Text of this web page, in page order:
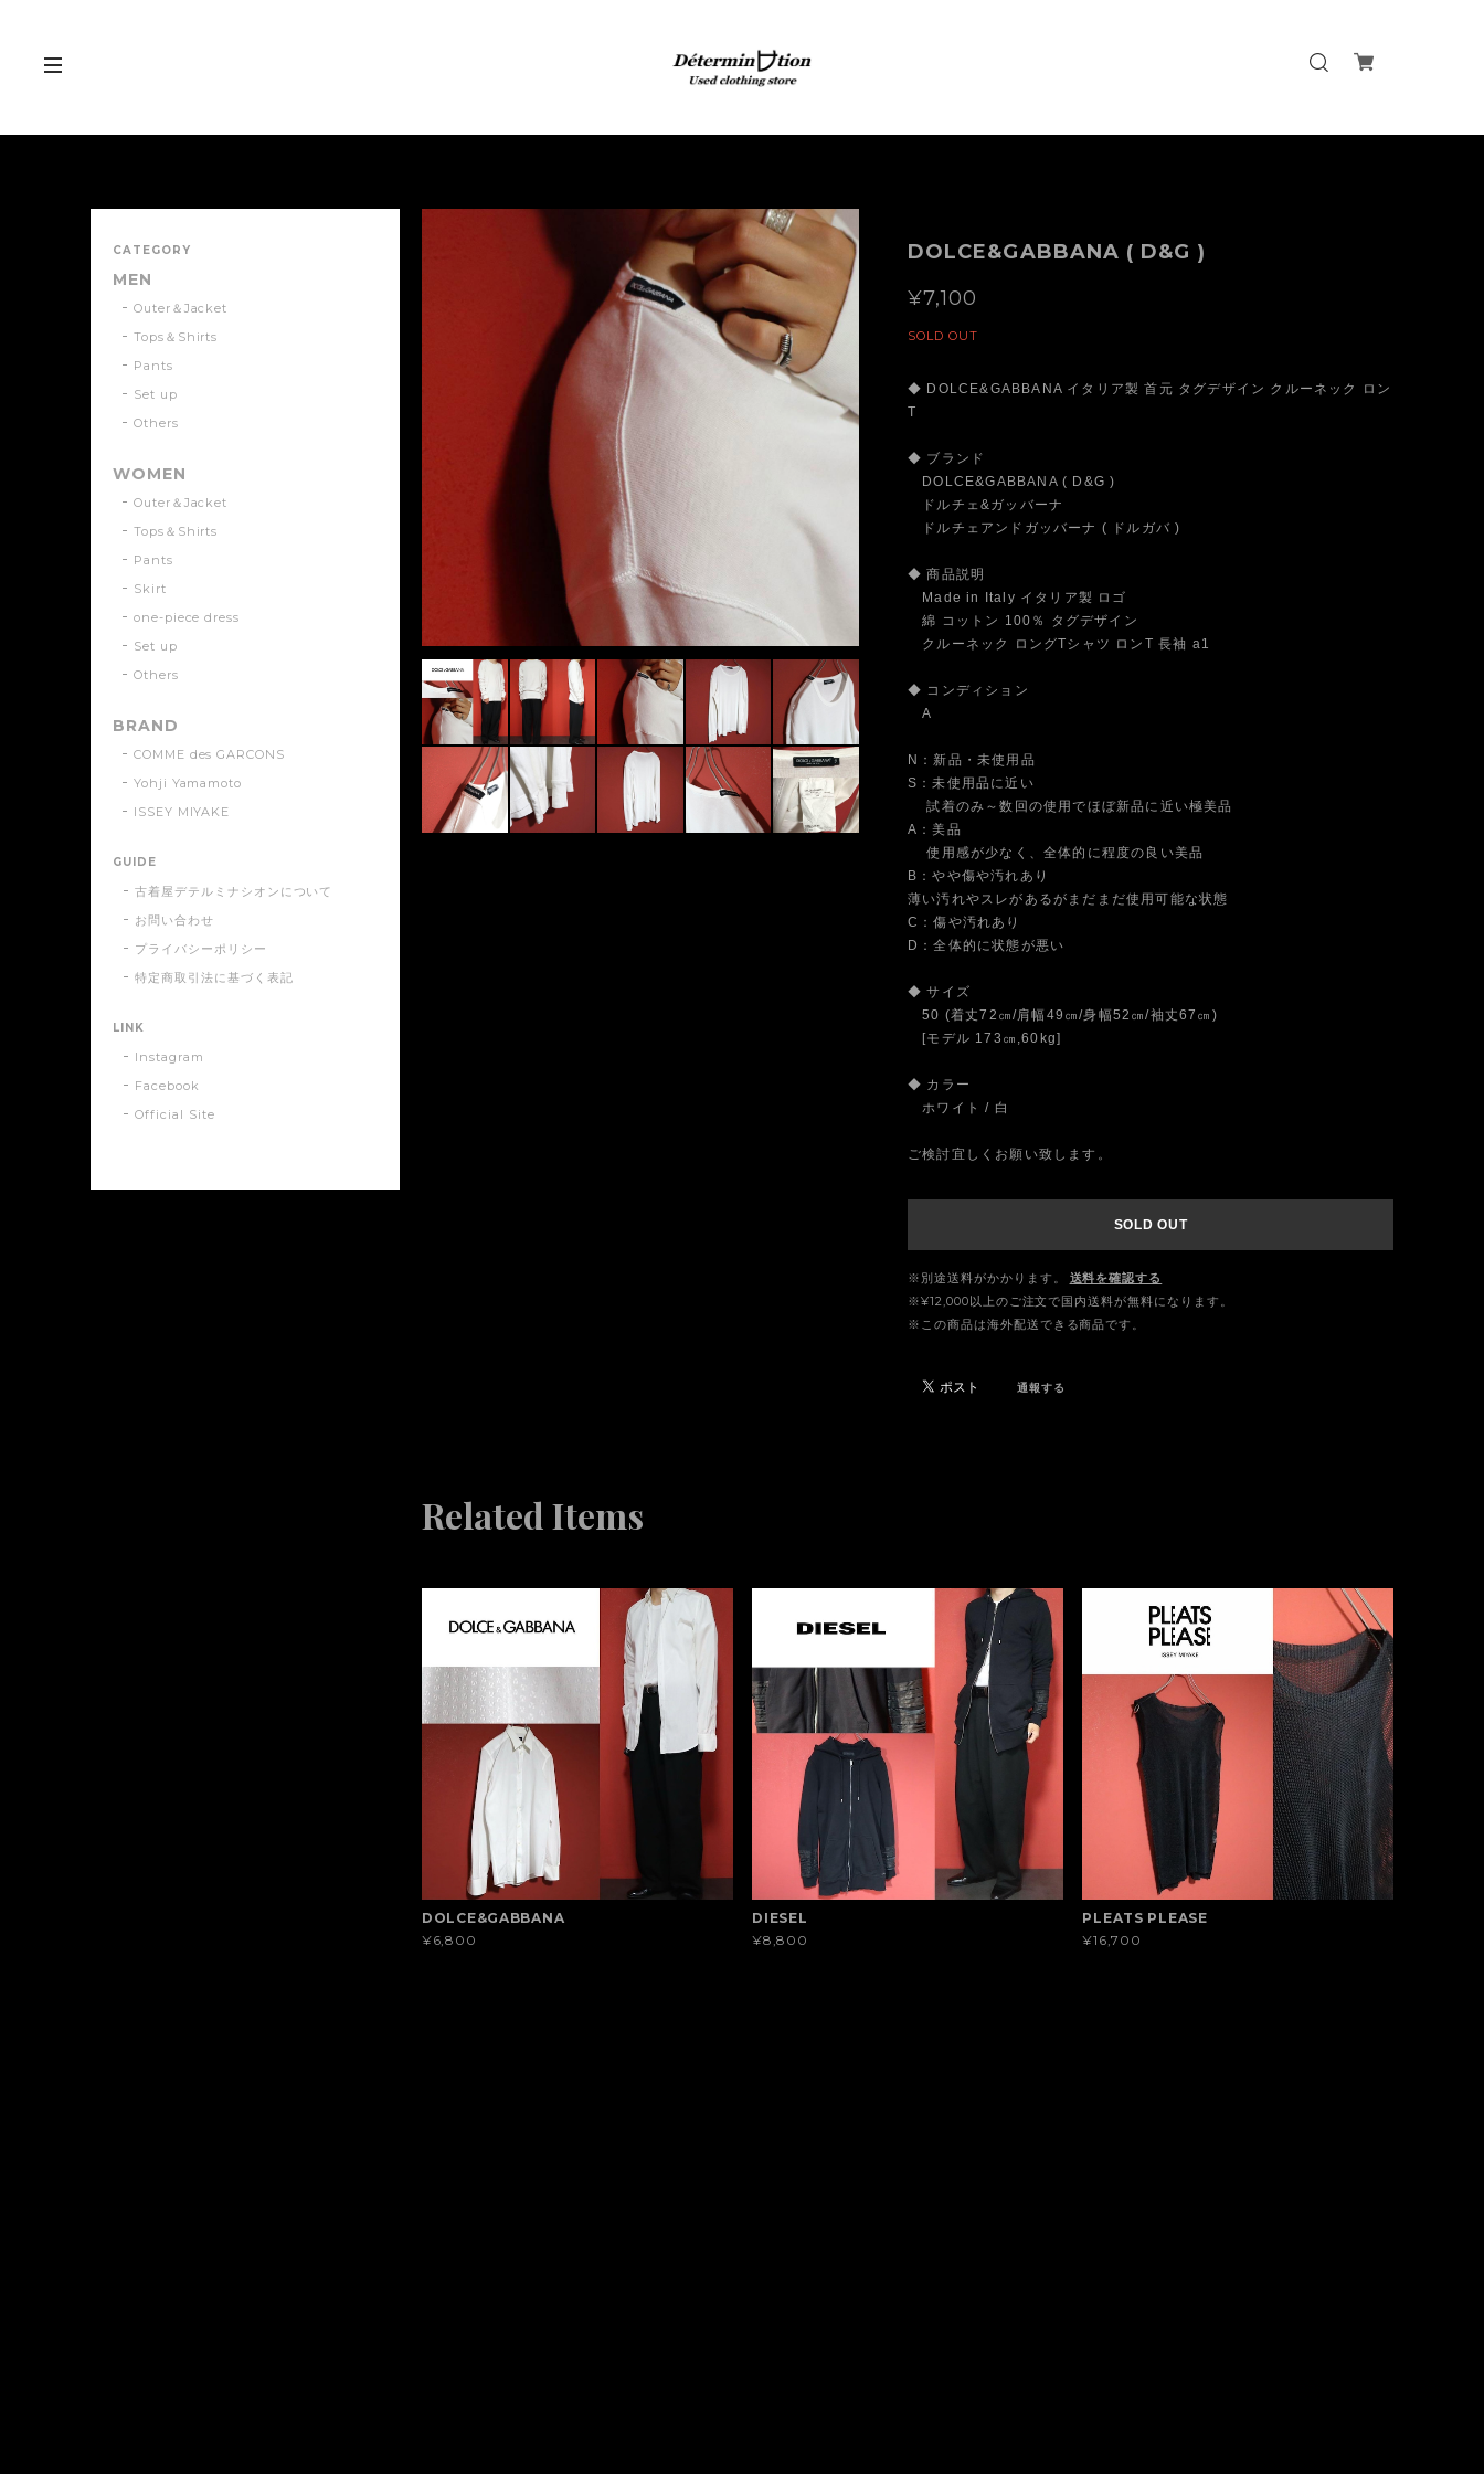
DOLCE&GABBANA ( D&G )
¥7,100
SOLD OUT
◆ DOLCE&GABBANA イタリア製 首元 タグデザイン クルーネック ロン
T
◆ ブランド
DOLCE&GABBANA ( D&G )
ドルチェ&ガッバーナ
ドルチェアンドガッバーナ ( ドルガバ )
◆ 商品説明
Made in Italy イタリア製 ロゴ
綿 コットン 100％ タグデザイン
クルーネック ロングTシャツ ロンT 長袖 a1
◆ コンディション
A
N：新品・未使用品
S：未使用品に近い
試着のみ～数回の使用でほぼ新品に近い極美品
A：美品
使用感が少なく、全体的に程度の良い美品
B：やや傷や汚れあり
薄い汚れやスレがあるがまだまだ使用可能な状態
C：傷や汚れあり
D：全体的に状態が悪い
◆ サイズ
50 (着丈72㎝/肩幅49㎝/身幅52㎝/袖丈67㎝)
[モデル 173㎝,60kg]
◆ カラー
ホワイト / 白
ご検討宜しくお願い致します。
SOLD OUT
※別途送料がかかります。
送料を確認する
※¥12,000以上のご注文で国内送料が無料になります。
※この商品は海外配送できる商品です。
通報する
Related Items
DOLCE&GABBANA
¥6,800
DIESEL
¥8,800
PLEATS PLEASE
¥16,700
CATEGORY
MEN
Outer＆Jacket
Tops＆Shirts
Pants
Set up
Others
WOMEN
Outer＆Jacket
Tops＆Shirts
Pants
Skirt
one-piece dress
Set up
Others
BRAND
COMME des GARCONS
Yohji Yamamoto
ISSEY MIYAKE
GUIDE
古着屋デテルミナシオンについて
お問い合わせ
プライバシーポリシー
特定商取引法に基づく表記
LINK
Instagram
Facebook
Official Site